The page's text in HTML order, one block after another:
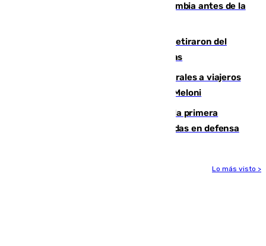
Felipe VI refuerza los lazos con Colombia antes de la
Fernando Calero y Carlos Dotor se retiraron del
encuentro contra el Ceuta con molestias
España restablece controles temporales a viajeros
procedentes de Italia como repuesta a Meloni
El Málaga cae ante el Ceuta y suma la primera
derrota de la pretemporada dejando dudas en defensa
Lo más visto >